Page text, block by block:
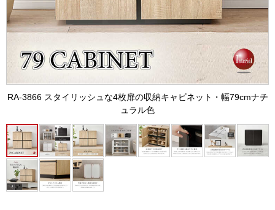
RA-3866 スタイリッシュな4枚扉の収納キャビネット・幅79cmナチ
ュラル色